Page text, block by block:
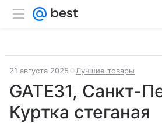
21 августа 2025 Лучшие товары
GATE31, Санкт-
Куртка стеганая